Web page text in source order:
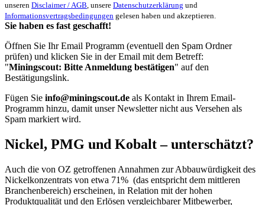
unseren Disclaimer / AGB, unsere Datenschutzerklärung und
Informationsvertragsbedingungen gelesen haben und akzeptieren.
Sie haben es fast geschafft!
Öffnen Sie Ihr Email Programm (eventuell den Spam Ordner
prüfen) und klicken Sie in der Email mit dem Betreff:
"Miningscout: Bitte Anmeldung bestätigen" auf den
Bestätigungslink.
Fügen Sie info@miningscout.de als Kontakt in Ihrem Email-
Programm hinzu, damit unser Newsletter nicht aus Versehen als
Spam markiert wird.
Nickel, PMG und Kobalt – unterschätzt?
Auch die von OZ getroffenen Annahmen zur Abbauwürdigkeit des
Nickelkonzentrats von etwa 71% (das entspricht dem mittleren
Branchenbereich) erscheinen, in Relation mit der hohen
Produktqualität und den Erlösen vergleichbarer Mitbewerber,